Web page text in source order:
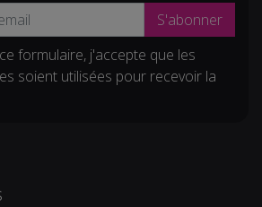
S'abonner
formulaire, j'accepte que les
soient utilisées pour recevoir la